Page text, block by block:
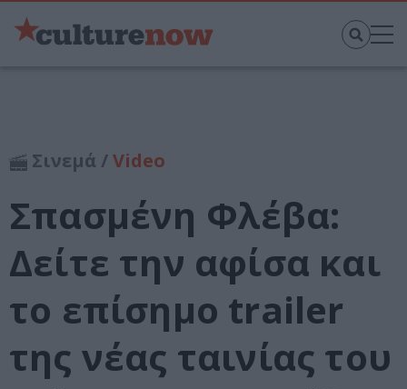
Σινεμά /Video
Σπασμένη Φλέβα:
Δείτε την αφίσα και
το επίσημο trailer
της νέας ταινίας του